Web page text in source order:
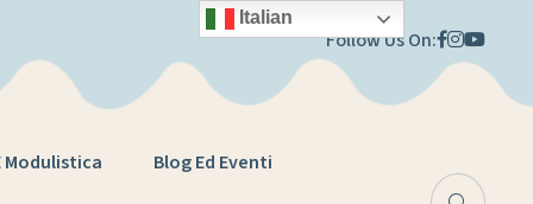
Follow Us On:
Modulistica Blog Ed Eventi
Italian